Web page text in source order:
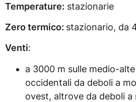
Temperature: stazionarie
Zero termico: stazionario, da
Venti:
a 3000 m sulle medio-
occidentali da deboli a
ovest, altrove da deboli a